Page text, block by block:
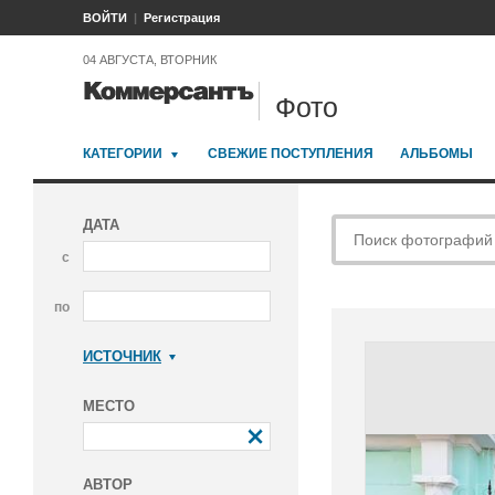
ВОЙТИ Регистрация
04 АВГУСТА, ВТОРНИК
Фото
КАТЕГОРИИ СВЕЖИЕ ПОСТУПЛЕНИЯ АЛЬБОМЫ
ДАТА
с
по
ИСТОЧНИК
МЕСТО
АВТОР